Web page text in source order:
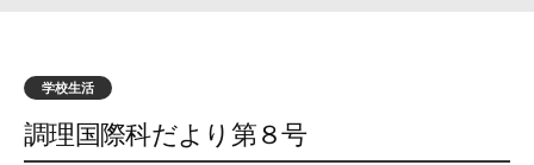
学校生活
調理国際科だより第８号